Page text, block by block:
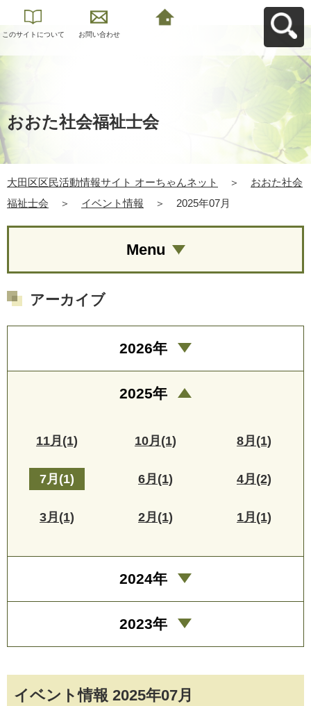
このサイトについて お問い合わせ
おおた社会福祉士会
大田区区民活動情報サイト オーちゃんネット ＞
おおた社会
福祉士会
＞ イベント情報 ＞ 2025年07月
イベント情報 2025年07月
Menu
アーカイブ
2026年
2025年
11月(1) 10月(1) 8月(1)
7月(1) 6月(1) 4月(2)
3月(1) 2月(1) 1月(1)
2024年
2023年